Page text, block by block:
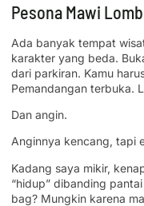
Pesona Mawi
Ada banyak tempat
karakter yang beda.
dari parkiran. Kamu
Pemandangan terbuka.
Dan angin.
Anginnya kencang, tapi
Kadang saya mikir,
“hidup” dibanding
bag? Mungkin karena